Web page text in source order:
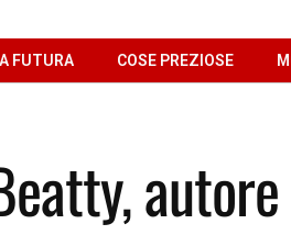
FUTURA COSE PREZIOSE
autore